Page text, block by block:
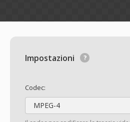
Impostazioni
Codec:
MPEG-4